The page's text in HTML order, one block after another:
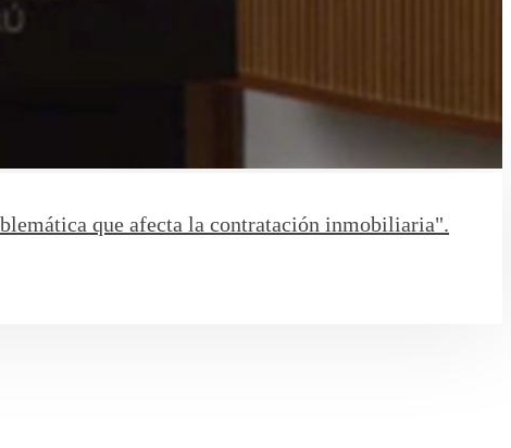
que afecta la contratación inmobiliaria".